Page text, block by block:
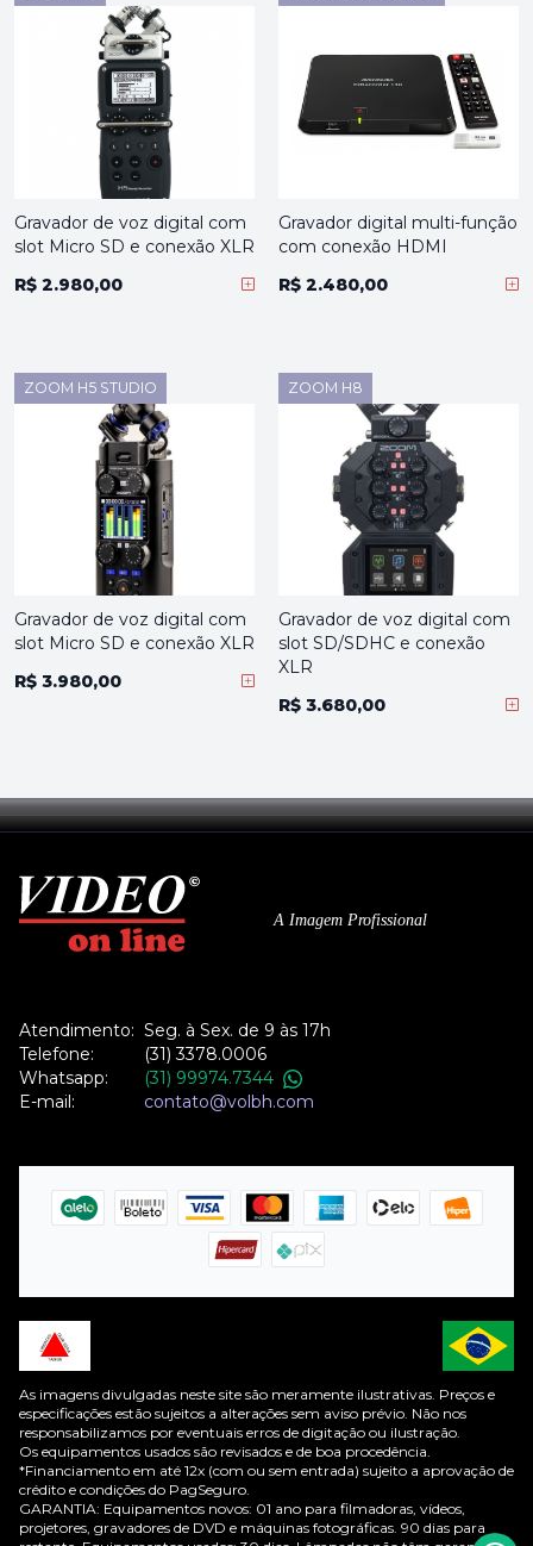
Gravador de voz digital com
slot Micro SD e conexão XLR
R$ 2.980,00
Gravador digital multi-função
com conexão HDMI
R$ 2.480,00
ZOOM H5 STUDIO
Gravador de voz digital com
slot Micro SD e conexão XLR
R$ 3.980,00
ZOOM H8
Gravador de voz digital com
slot SD/SDHC e conexão
XLR
R$ 3.680,00
A Imagem Profissional
Atendimento: Seg. à Sex. de 9 às 17h
Telefone:
(31) 3378.0006
Whatsapp:
(31) 99974.7344
E-mail:
contato@volbh.com
As imagens divulgadas neste site são meramente ilustrativas. Preços e
especificações estão sujeitos a alterações sem aviso prévio. Não nos
responsabilizamos por eventuais erros de digitação ou ilustração.
Os equipamentos usados são revisados e de boa procedência.
*Financiamento em até 12x (com ou sem entrada) sujeito a aprovação de
crédito e condições do PagSeguro.
GARANTIA: Equipamentos novos: 01 ano para filmadoras, vídeos,
projetores, gravadores de DVD e máquinas fotográficas. 90 dias para